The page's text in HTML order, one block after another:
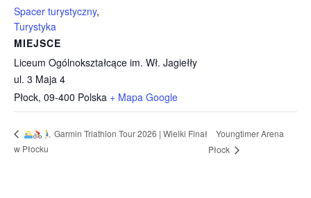
Spacer turystyczny,
Turystyka
MIEJSCE
Liceum Ogólnokształcące im. Wł. Jagiełły
ul. 3 Maja 4
Płock, 09-400 Polska + Mapa Google
Garmin Triathlon Tour 2026 | Wielki Finał
w Płocku
Youngtimer Arena
Płock